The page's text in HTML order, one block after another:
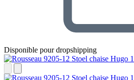
Disponible pour dropshipping